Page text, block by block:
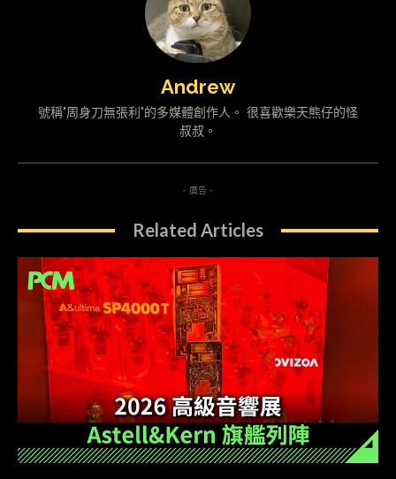
Andrew
號稱"周身刀無張利"的多媒體創作人。 很喜歡樂天熊仔的怪
叔叔。
- 廣告 -
Related Articles